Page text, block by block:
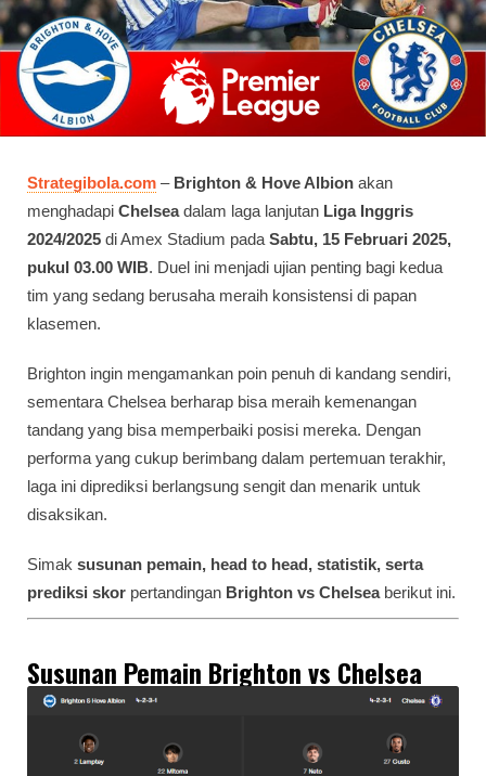
Strategibola.com – Brighton & Hove Albion akan
menghadapi Chelseadalam laga lanjutan Liga Inggris
2024/2025 di Amex Stadium pada Sabtu, 15 Februari 2025,
pukul 03.00 WIB. Duel ini menjadi ujian penting bagi kedua
tim yang sedang berusaha meraih konsistensi di papan
klasemen.
Brighton ingin mengamankan poin penuh di kandang sendiri,
sementara Chelsea berharap bisa meraih kemenangan
tandang yang bisa memperbaiki posisi mereka. Dengan
performa yang cukup berimbang dalam pertemuan terakhir,
laga ini diprediksi berlangsung sengit dan menarik untuk
disaksikan.
Simak susunan pemain, head to head, statistik, serta
prediksi skor pertandingan Brighton vs Chelseaberikut ini.
Susunan Pemain Brighton vs Chelsea